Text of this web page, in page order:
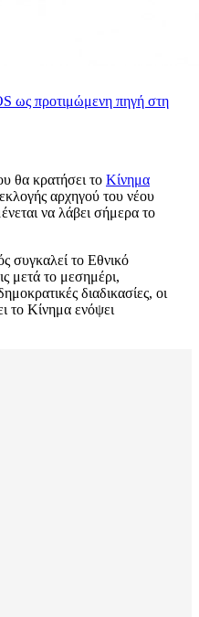
ως προτιμώμενη πηγή στη
θα κρατήσει το Κίνημα
αρχηγού του νέου
να λάβει σήμερα το
συγκαλεί το Εθνικό
μετά το μεσημέρι,
διαδικασίες, οι
το Κίνημα ενόψει